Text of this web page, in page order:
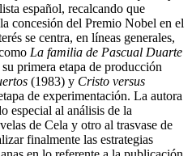
español, recalcando que
concesión del Premio Nobel en el
se centra, en líneas generales,
La familia de Pascual Duarte
primera etapa de producción
(1983) y Cristo versus
de experimentación. La autora
especial al análisis de la
de Cela y otro al trasvase de
finalmente las estrategias